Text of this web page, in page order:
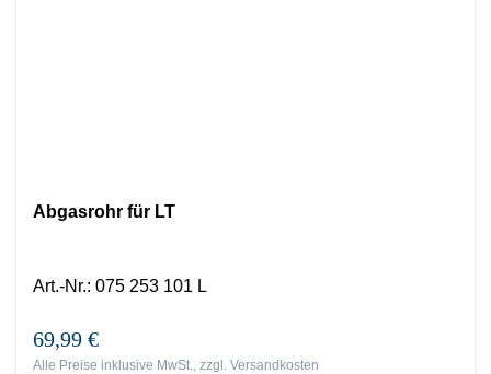
Abgasrohr für LT
Art.-Nr.: 075 253 101 L
69,99 €
Alle Preise inklusive MwSt., zzgl. Versandkosten